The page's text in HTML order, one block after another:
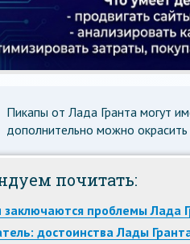
Пикапы от Лада Гранта могут
дополнительно можно
почитать:
заключаются проблемы Лада
достоинства Лады